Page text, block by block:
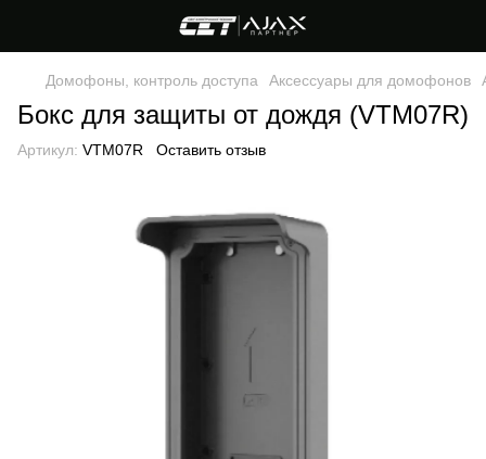
Домофоны, контроль доступа Аксессуары для домофонов
Бокс для защиты от дождя (VTM07R)
Артикул: VTM07R Оставить отзыв